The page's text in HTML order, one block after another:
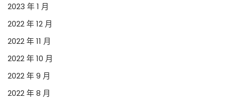
2023 年 1 月
2022 年 12 月
2022 年 11 月
2022 年 10 月
2022 年 9 月
2022 年 8 月